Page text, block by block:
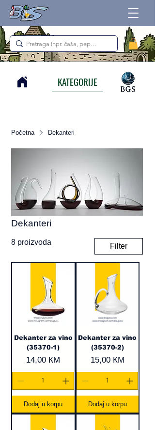
KATEGORIJE
Početna Dekanteri
Dekanteri
8 proizvoda Filter
Dekanter za vino
(35370-1)
Cijena
14,00 КМ
Dodaj u korpu
Dekanter za vino
(35370-2)
Cijena
15,00 КМ
Dodaj u korpu